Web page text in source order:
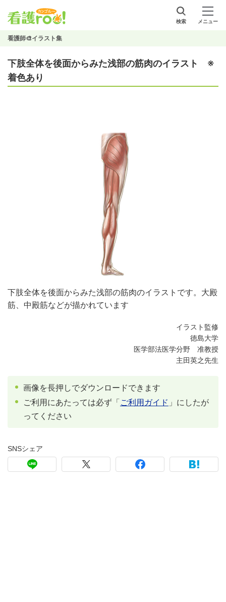
検索 メニュー
看護師🎨イラスト集
下肢全体を後面からみた浅部の筋肉のイラスト ※
着色あり
下肢全体を後面からみた浅部の筋肉のイラストです。大殿
筋、中殿筋などが描かれています
イラスト監修
徳島大学
医学部法医学分野 准教授
主田英之先生
画像を長押しでダウンロードできます
ご利用にあたっては必ず「 ご利用ガイド 」にしたが
ってください
SNSシェア